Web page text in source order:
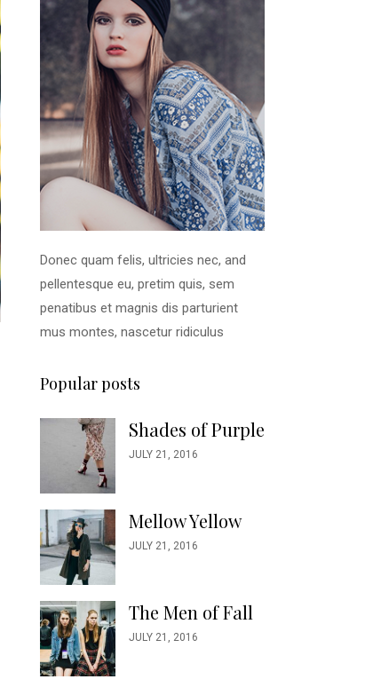
Donec quam felis, ultricies nec, and
pellentesque eu, pretim quis, sem
penatibus et magnis dis parturient
mus montes, nascetur ridiculus
Popular posts
Shades of Purple
JULY 21, 2016
Mellow Yellow
JULY 21, 2016
The Men of Fall
JULY 21, 2016